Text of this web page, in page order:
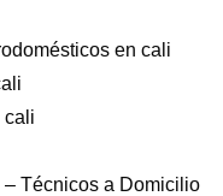
en cali
cali
Técnicos a Domicilio